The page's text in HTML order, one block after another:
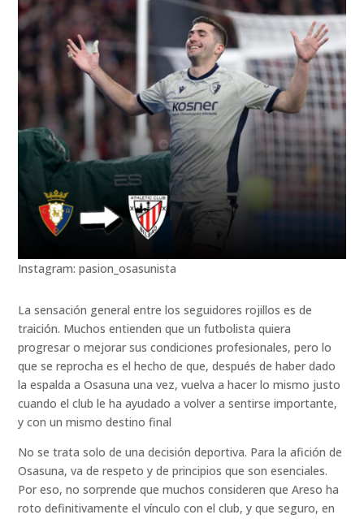
Instagram: pasion_osasunista
La sensación general entre los seguidores rojillos es de
traición. Muchos entienden que un futbolista quiera
progresar o mejorar sus condiciones profesionales, pero lo
que se reprocha es el hecho de que, después de haber dado
la espalda a Osasuna una vez, vuelva a hacer lo mismo justo
cuando el club le ha ayudado a volver a sentirse importante,
y con un mismo destino final
No se trata solo de una decisión deportiva. Para la afición de
Osasuna, va de respeto y de principios que son esenciales.
Por eso, no sorprende que muchos consideren que Areso ha
roto definitivamente el vínculo con el club, y que seguro, en